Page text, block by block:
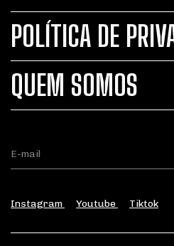
POLÍTICA DE
QUEM SOMOS
Instagram Youtube Tiktok